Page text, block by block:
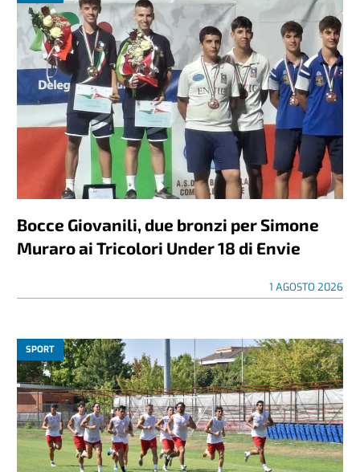
Bocce Giovanili, due bronzi per Simone
Muraro ai Tricolori Under 18 di Envie
1 AGOSTO 2026
SPORT